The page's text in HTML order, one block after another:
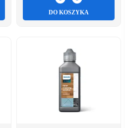
DO KOSZYKA